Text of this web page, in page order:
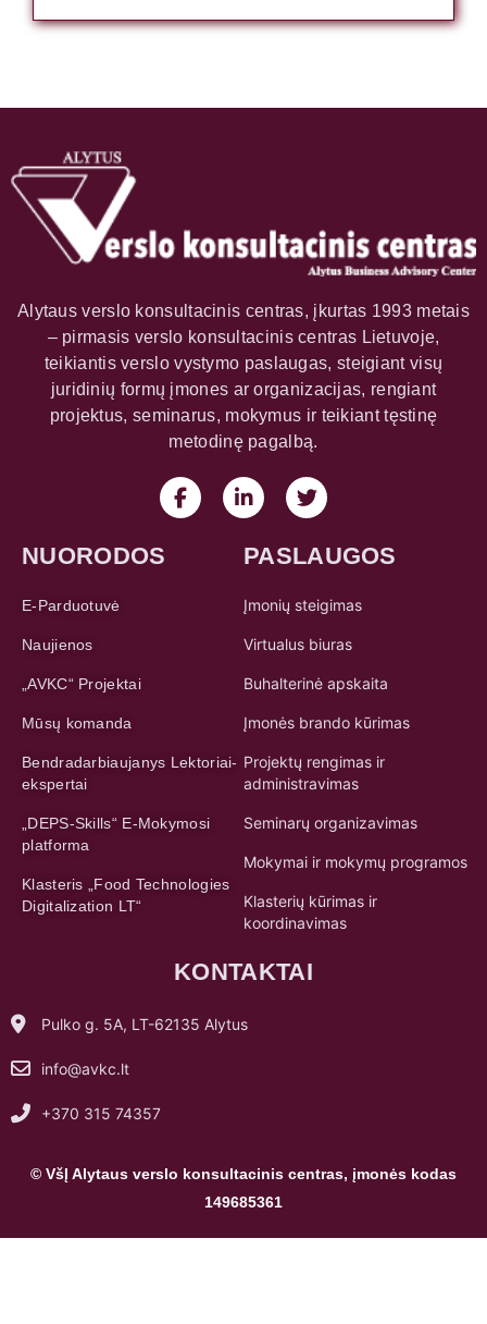
Alytaus verslo konsultacinis centras, įkurtas 1993 metais
– pirmasis verslo konsultacinis centras Lietuvoje,
teikiantis verslo vystymo paslaugas, steigiant visų
juridinių formų įmones ar organizacijas, rengiant
projektus, seminarus, mokymus ir teikiant tęstinę
metodinę pagalbą.
NUORODOS
E-Parduotuvė
Naujienos
„AVKC“ Projektai
Mūsų komanda
Bendradarbiaujanys Lektoriai-
ekspertai
„DEPS-Skills“ E-Mokymosi
platforma
Klasteris „Food Technologies
Digitalization LT“
PASLAUGOS
Įmonių steigimas
Virtualus biuras
Buhalterinė apskaita
Įmonės brando kūrimas
Projektų rengimas ir
administravimas
Seminarų organizavimas
Mokymai ir mokymų programos
Klasterių kūrimas ir
koordinavimas
KONTAKTAI
Pulko g. 5A, LT-62135 Alytus
info@avkc.lt
+370 315 74357
© VšĮ Alytaus verslo konsultacinis centras, įmonės kodas
149685361